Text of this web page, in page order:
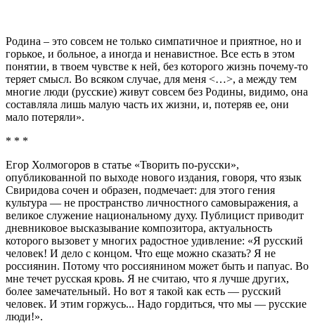
Родина – это совсем не только симпатичное и приятное, но и
горькое, и больное, а иногда и ненавистное. Все есть в этом
понятии, в твоем чувстве к ней, без которого жизнь почему-то
теряет смысл. Во всяком случае, для меня <…>, а между тем
многие люди (русские) живут совсем без Родины, видимо, она
составляла лишь малую часть их жизни, и, потеряв ее, они
мало потеряли».
* * *
Егор Холмогоров в статье «Творить по-русски»,
опубликованной по выходе нового издания, говоря, что язык
Свиридова сочен и образен, подмечает: для этого гения
культура — не пространство личностного самовыражения, а
великое служение национальному духу. Публицист приводит
дневниковое высказывание композитора, актуальность
которого вызовет у многих радостное удивление: «Я русский
человек! И дело с концом. Что еще можно сказать? Я не
россиянин. Потому что россиянином может быть и папуас. Во
мне течет русская кровь. Я не считаю, что я лучше других,
более замечательный. Hо вот я такой как есть — русский
человек. И этим горжусь... Надо гордиться, что мы — русские
люди!».